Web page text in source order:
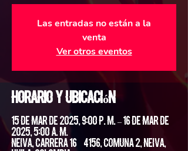
Las entradas no están a la
venta
Ver otros eventos
Horario y ubicación
15 de mar de 2025, 9:00 p. m. – 16 de mar de
2025, 5:00 a. m.
Neiva, Carrera 16 #4156, Comuna 2, Neiva,